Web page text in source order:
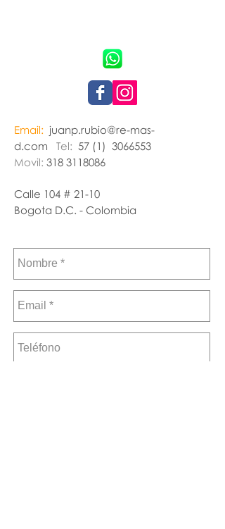
Email: juanp.rubio@re-mas-
d.com
Tel: 57 (1) 3066553
Movil: 318 3118086
Calle 104 # 21-10
Bogota D.C. - Colombia